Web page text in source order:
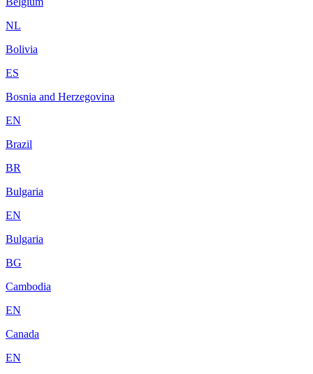
NL
Bolivia
ES
Bosnia and Herzegovina
EN
Brazil
BR
Bulgaria
EN
Bulgaria
BG
Cambodia
EN
Canada
EN